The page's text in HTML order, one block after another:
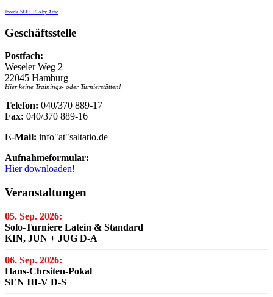
Joomla SEF URLs by Artio
Geschäftsstelle
Postfach:
Weseler Weg 2
22045 Hamburg
Hier keine Trainings- oder Turnierstätten!
Telefon: 040/370 889-17
Fax: 040/370 889-16
E-Mail: info"at"saltatio.de
Aufnahmeformular:
Hier downloaden!
Veranstaltungen
05. Sep. 2026:
Solo-Turniere Latein & Standard
KIN, JUN + JUG D-A
06. Sep. 2026:
Hans-Chrsiten-Pokal
SEN III-V D-S